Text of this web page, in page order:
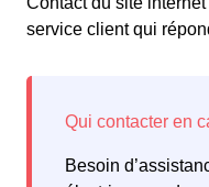
service client qui
Besoin